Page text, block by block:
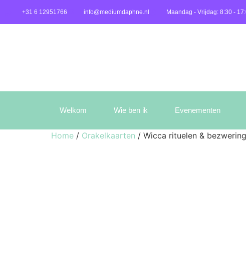
+31 6 12951766 info@mediumdaphne.nl Maandag - Vrijdag: 8:30 -
Welkom Wie ben ik Evenementen
Home / Orakelkaarten / Wicca rituelen &